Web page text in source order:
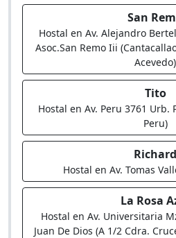
San
Hostal en Av. Alejandro
Asoc.San Remo Iii
Acevedo)
Tito
Hostal en Av. Peru 3761 Urb.
Peru)
Richard
Hostal en Av. Tomas
La Rosa
Hostal en Av. Universitaria
Juan De Dios (A 1/2 Cdra.